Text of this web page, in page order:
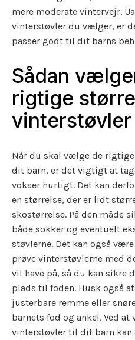
mere moderate vintervejr.
vinterstøvler du vælger, er
passer godt til dit barns
Sådan
rigtige
Når du skal vælge de
dit barn, er det vigtigt at
vokser hurtigt. Det kan
en størrelse, der er lidt
skostørrelse. På den måde
både sokker og eventuelt
støvlerne. Det kan også
prøve vinterstøvlerne med
vil have på, så du kan
plads til foden. Husk også
justerbare remme eller
barnets fod og ankel. Ved
vinterstøvler til dit barn kan